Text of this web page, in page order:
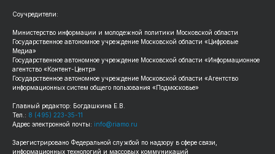
Соучредители:
Министерство информации и молодежной политики Московской области
Государственное автономное учреждение Московской области «Цифровые
Медиа»
Государственное автономное учреждение Московской области «Информационное
агентство «Контент-Центр»
Государственное автономное учреждение Московской области «Агентство
информационных систем общего пользования «Подмосковье»
Главный редактор: Богдашкина Е.В.
Тел.: 8 (495) 223-35-11
Адрес электронной почты: info@riamo.ru
Зарегистрировано Федеральной службой по надзору в сфере связи,
информационных технологий и массовых коммуникаций